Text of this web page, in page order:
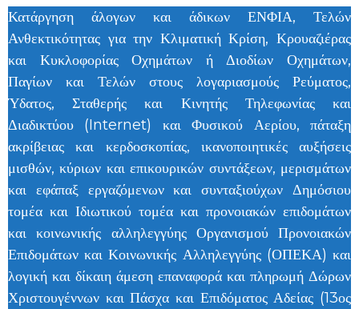
Κατάργηση άλογων και άδικων ΕΝΦΙΑ, Τελών
Ανθεκτικότητας για την Κλιματική Κρίση, Κρουαζιέρας
και Κυκλοφορίας Οχημάτων ή Διοδίων Οχημάτων,
Παγίων και Τελών στους λογαριασμούς Ρεύματος,
Ύδατος, Σταθερής και Κινητής Τηλεφωνίας και
Διαδικτύου (Internet) και Φυσικού Αερίου, πάταξη
ακρίβειας και κερδοσκοπίας, ικανοποιητικές αυξήσεις
μισθών, κύριων και επικουρικών συντάξεων, μερισμάτων
και εφάπαξ εργαζόμενων και συνταξιούχων Δημόσιου
τομέα και Ιδιωτικού τομέα και προνοιακών επιδομάτων
και κοινωνικής αλληλεγγύης Οργανισμού Προνοιακών
Επιδομάτων και Κοινωνικής Αλληλεγγύης (ΟΠΕΚΑ) και
λογική και δίκαιη άμεση επαναφορά και πληρωμή Δώρων
Χριστουγέννων και Πάσχα και Επιδόματος Αδείας (13ος